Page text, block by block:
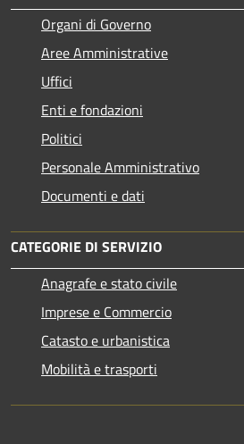
Organi di Governo
Aree Amministrative
Uffici
Enti e fondazioni
Politici
Personale Amministrativo
Documenti e dati
CATEGORIE DI SERVIZIO
Anagrafe e stato civile
Imprese e Commercio
Catasto e urbanistica
Mobilità e trasporti